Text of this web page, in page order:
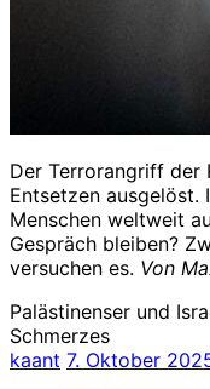
Der Terrorangriff der
Entsetzen ausgelöst.
Menschen weltweit
Gespräch bleiben?
versuchen es. Von
Palästinenser und
Schmerzes
kaant 7. Oktober